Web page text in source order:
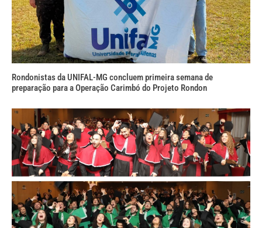
Rondonistas da UNIFAL-MG concluem primeira semana de
preparação para a Operação Carimbó do Projeto Rondon